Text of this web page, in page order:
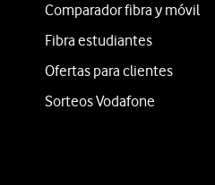
Comparador fibra y móvil
Fibra estudiantes
Ofertas para clientes
Sorteos Vodafone